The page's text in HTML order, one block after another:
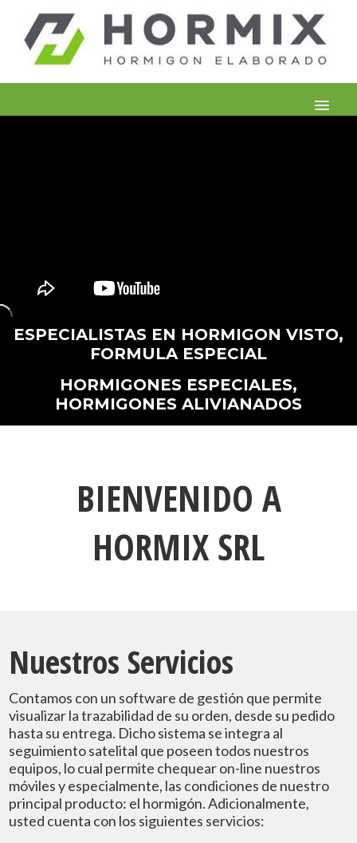
Contacto Y Presupuestos
ESPECIALISTAS EN HORMIGON VISTO,
FORMULA ESPECIAL
HORMIGONES ESPECIALES,
HORMIGONES ALIVIANADOS
BIENVENIDO A
HORMIX SRL
Nuestros Servicios
Contamos con un software de gestión que permite
visualizar la trazabilidad de su orden, desde su pedido
hasta su entrega. Dicho sistema se integra al
seguimiento satelital que poseen todos nuestros
equipos, lo cual permite chequear on-line nuestros
móviles y especialmente, las condiciones de nuestro
principal producto: el hormigón. Adicionalmente,
usted cuenta con los siguientes servicios: